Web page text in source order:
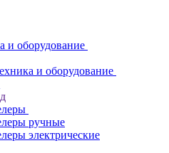
и оборудование
и оборудование
ручные
электрические